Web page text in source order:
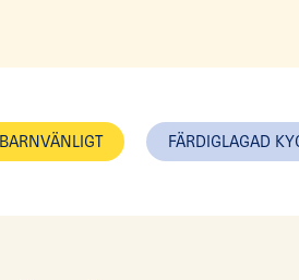
BARNVÄNLIGT FÄRDIGLAGAD